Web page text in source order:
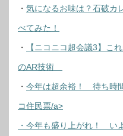
・ 気になるお味は？石破カ
べてみた！
・ 【ニコニコ超会議3】こ
のAR技術
・ 今年は超余裕！ 待ち時
コ住民票/a>
・ 今年も盛り上がれ！ い